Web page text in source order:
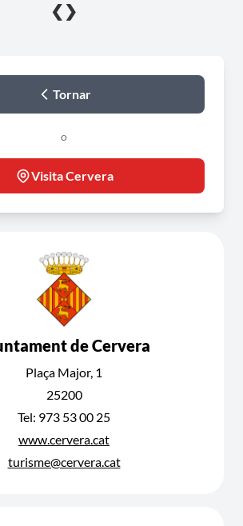
❮ ❯
Tornar
o
Visita Cervera
de Cervera
Plaça Major, 1
25200
Tel: 973 53 00 25
www.cervera.cat
turisme@cervera.cat